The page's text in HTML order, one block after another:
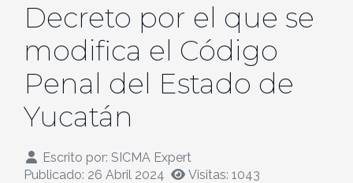
Decreto por el que se
modifica el Código
Penal del Estado de
Yucatán
Escrito por: SICMA Expert
Publicado: 26 Abril 2024
Visitas: 1043